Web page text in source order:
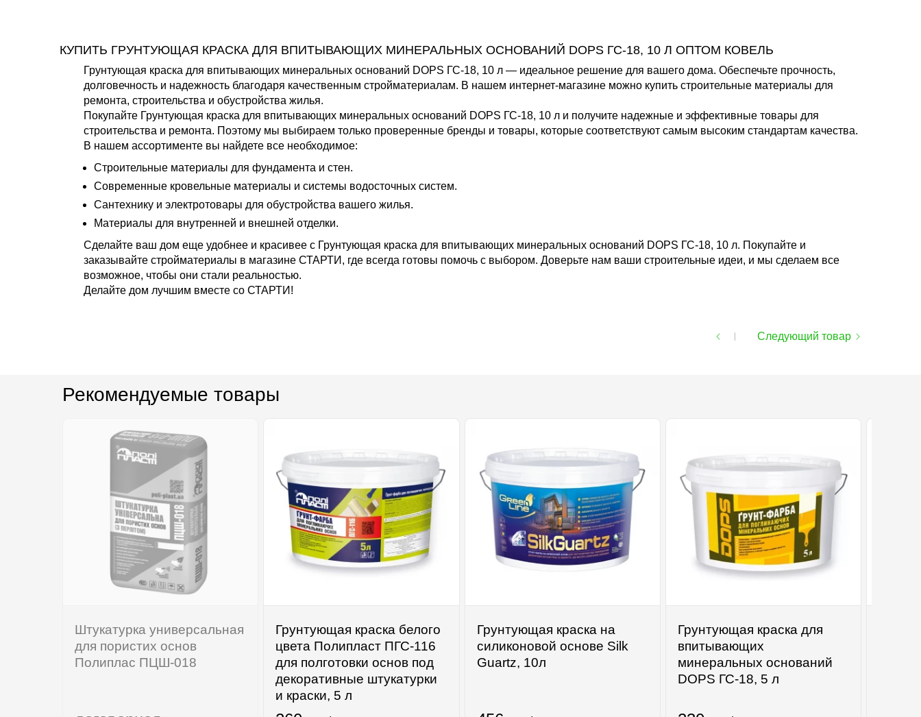
КУПИТЬ ГРУНТУЮЩАЯ КРАСКА ДЛЯ ВПИТЫВАЮЩИХ МИНЕРАЛЬНЫХ ОСНОВАНИЙ DOPS ГС-18, 10 Л ОПТОМ КОВЕЛЬ
Грунтующая краска для впитывающих минеральных оснований DOPS ГС-18, 10 л — идеальное решение для вашего дома. Обеспечьте прочность,
долговечность и надежность благодаря качественным стройматериалам. В нашем интернет-магазине можно купить строительные материалы для
ремонта, строительства и обустройства жилья.
Покупайте Грунтующая краска для впитывающих минеральных оснований DOPS ГС-18, 10 л и получите надежные и эффективные товары для
строительства и ремонта. Поэтому мы выбираем только проверенные бренды и товары, которые соответствуют самым высоким стандартам качества.
В нашем ассортименте вы найдете все необходимое:
Строительные материалы для фундамента и стен.
Современные кровельные материалы и системы водосточных систем.
Сантехнику и электротовары для обустройства вашего жилья.
Материалы для внутренней и внешней отделки.
Сделайте ваш дом еще удобнее и красивее с Грунтующая краска для впитывающих минеральных оснований DOPS ГС-18, 10 л. Покупайте и
заказывайте стройматериалы в магазине СТАРТИ, где всегда готовы помочь с выбором. Доверьте нам ваши строительные идеи, и мы сделаем все
возможное, чтобы они стали реальностью.
Делайте дом лучшим вместе со СТАРТИ!
Следующий товар
Рекомендуемые товары
Штукатурка универсальная
для пористих основ
Полиплас ПЦШ-018
Грунтующая краска белого
цвета Полипласт ПГС-116
для полготовки основ под
декоративные штукатурки
и краски, 5 л
Грунтующая краска на
силиконовой основе Silk
Guartz, 10л
Грунтующая краска для
впитывающих
минеральных оснований
DOPS ГС-18, 5 л